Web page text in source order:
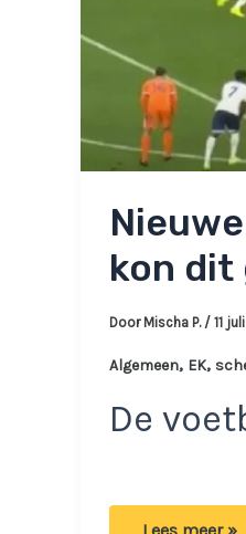
kon dit
Door Mischa P. / 11
Algemeen, EK,
De
Nieuwe
Lees meer »